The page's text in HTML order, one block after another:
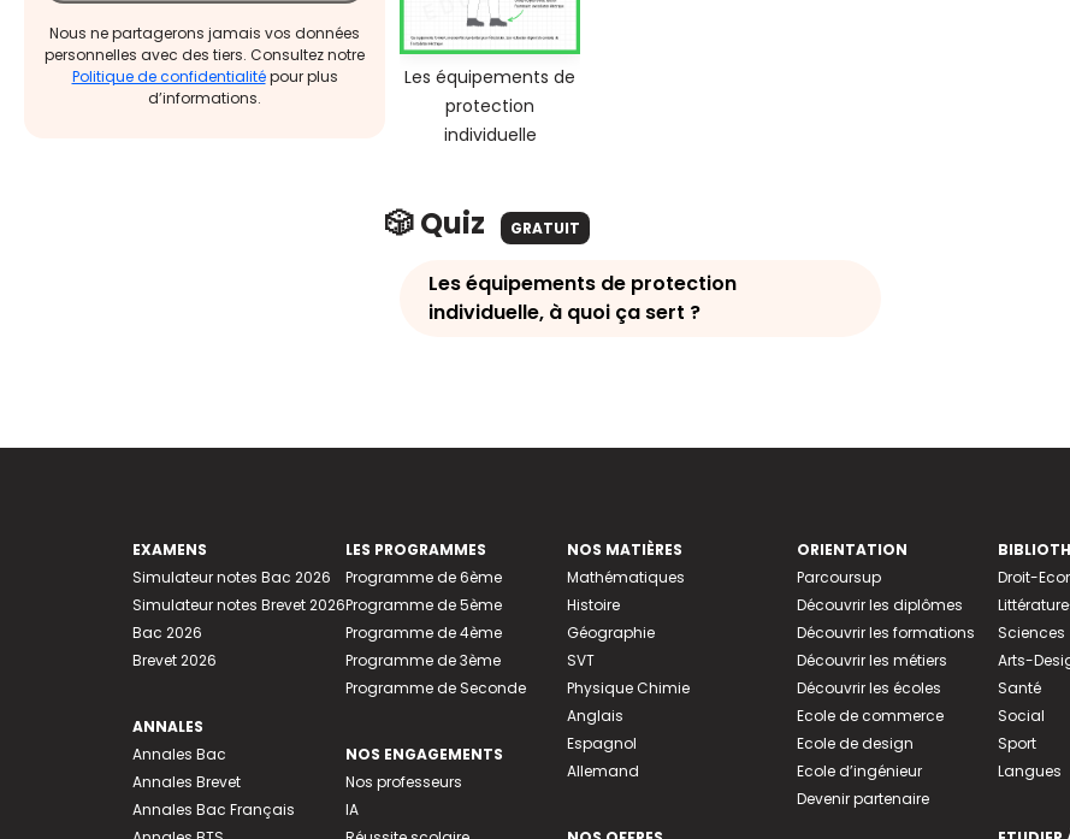
Nous ne partagerons jamais vos données
personnelles avec des tiers. Consultez notre
Politique de confidentialitépour plus
d’informations.
Les équipements de
protection
individuelle
🎲 Quiz GRATUIT
Les équipements de protection
individuelle, à quoi ça sert ?
EXAMENS
Simulateur notes Bac 2026
Simulateur notes Brevet 2026
Bac 2026
Brevet 2026
ANNALES
Annales Bac
Annales Brevet
Annales Bac Français
LES PROGRAMMES
Programme de 6ème
Programme de 5ème
Programme de 4ème
Programme de 3ème
Programme de Seconde
NOS ENGAGEMENTS
Nos professeurs
IA
NOS MATIÈRES
Mathématiques
Histoire
Géographie
SVT
Physique Chimie
Anglais
Espagnol
Allemand
ORIENTATION
Parcoursup
Découvrir les diplômes
Découvrir les formations
Découvrir les métiers
Découvrir les écoles
Ecole de commerce
Ecole de design
Ecole d’ingénieur
Devenir partenaire
Droit-
Sciences
Arts-
Santé
Social
Sport
Langues